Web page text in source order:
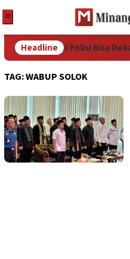
Headline
Bisa Dekat dengan
TAG:WABUP SOLOK